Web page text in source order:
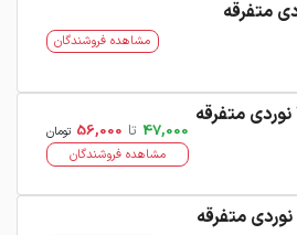
مشاهده فروشندگان
47,000 تا 56,000 تومان
مشاهده فروشندگان